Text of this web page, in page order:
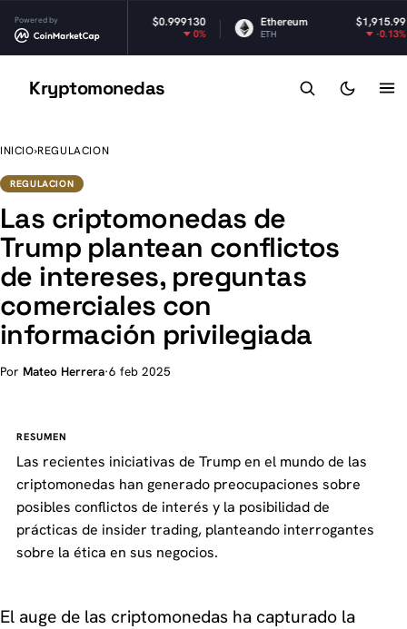
Powered by
USDt Ethereum $1,915.99
ETH
Kryptomonedas
INICIO›REGULACION
REGULACION
Las criptomonedas de
Trump plantean conflictos
de intereses, preguntas
comerciales con
información privilegiada
Por Mateo Herrera·6 feb 2025
RESUMEN
Las recientes iniciativas de Trump en el mundo de las
criptomonedas han generado preocupaciones sobre
posibles conflictos de interés y la posibilidad de
prácticas de insider trading, planteando interrogantes
sobre la ética en sus negocios.
El auge de las criptomonedas ha capturado la